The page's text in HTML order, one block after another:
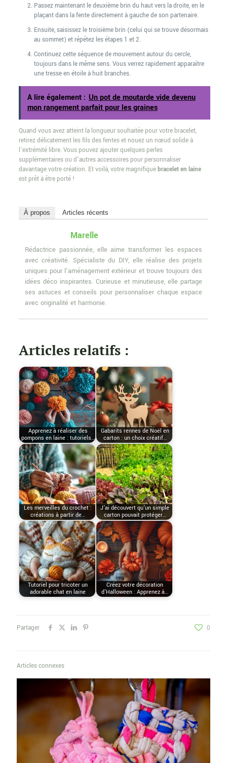
Passez maintenant le deuxième brin du haut vers la droite, en le
plaçant dans la fente directement à gauche de son partenaire.
Ensuite, saisissez le troisième brin (celui qui se trouve désormais
au sommet) et répétez les étapes 1 et 2.
Continuez cette séquence de mouvement autour du cercle,
toujours dans le même sens. Vous verrez rapidement apparaître
une tresse en étoile à huit branches.
A lire également : Un pot de moutarde vide devenu
mon rangement parfait pour les graines
Quand vous avez atteint la longueur souhaitée pour votre bracelet,
retirez délicatement les fils des fentes et nouez un nœud solide à
l’extrémité libre. Vous pouvez ajouter quelques perles
supplémentaires ou d’autres accessoires pour personnaliser
davantage votre création. Et voilà, votre magnifiquebracelet en laine
est prêt à être porté !
À propos Articles récents
Marelle
Rédactrice passionnée, elle aime transformer les espaces
avec créativité. Spécialiste du DIY, elle réalise des projets
uniques pour l'aménagement extérieur et trouve toujours des
idées déco inspirantes. Curieuse et minutieuse, elle partage
ses astuces et conseils pour personnaliser chaque espace
avec originalité et harmonie.
Articles relatifs :
Apprenez à réaliser des
pompons en laine : tutoriels…
Gabarits rennes de Noël en
carton : un choix créatif…
Les merveilles du crochet :
créations à partir de…
J’ai découvert qu’un simple
carton pouvait protéger…
Tutoriel pour tricoter un
adorable chat en laine
Créez votre décoration
d'Halloween : Apprenez à…
Partager 0
Articles connexes